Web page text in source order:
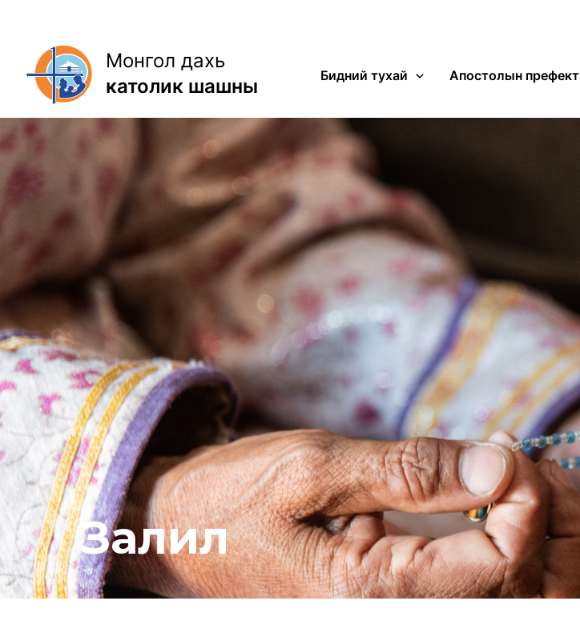
content
Монгол дахь
католик шашны
Бидний тухай Апостолын префект
Залил